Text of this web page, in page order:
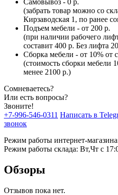
Самовывоз - 0 р.
(забрать товар можно со
Кирзаводская 1, по ранее
Подъем мебели - от 200 р.
(при наличии рабочего
составит 400 р. Без лифта
Сборка мебели - от 10% от
(стоимость сборки мебели
менее 2100 р.)
Сомневаетесь?
Или есть вопросы?
Звоните!
+7-996-546-0311 Написать в
звонок
Режим работы интернет-
Режим работы склада: Вт,Чт с
Обзоры
Отзывов пока нет.